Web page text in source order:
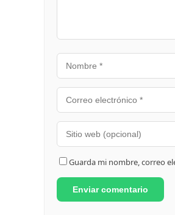
Guarda mi nombre, correo